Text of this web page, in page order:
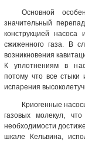
Основной
значительный
конструкцией
сжиженного газа. В
возникновения
К уплотнениям в
потому что все стыки
испарения
Криогенные
газовых молекул,
необходимости
шкале Кельвина,